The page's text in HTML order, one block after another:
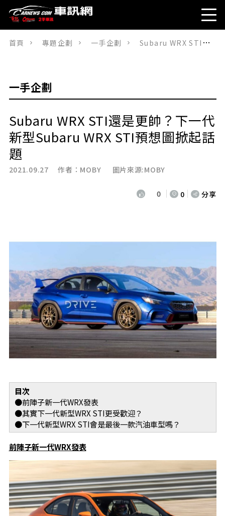
首頁 專題企劃 一手企劃 Subaru WRX STI還是更帥？下一代新型Subaru WRX STI預想圖掀起話題
一手企劃
Subaru WRX STI還是更帥？下一代
新型Subaru WRX STI預想圖掀起話
題
2021.09.27 作者： MOBY 圖片來源:MOBY
0 0 分享
目次
●前陣子新一代WRX發表
●其實下一代新型WRX STI更受歡迎？
●下一代新型WRX STI會是最後一款汽油車型嗎？
前陣子新一代WRX發表